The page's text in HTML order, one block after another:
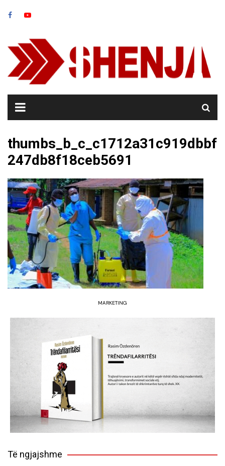
thumbs_b_c_c1712a31c919dbbf
247db8f18ceb5691
MARKETING
Të ngjajshme